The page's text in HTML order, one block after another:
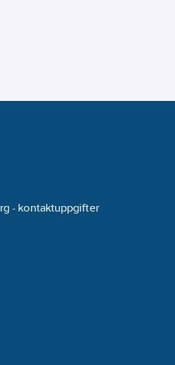
- kontaktuppgifter